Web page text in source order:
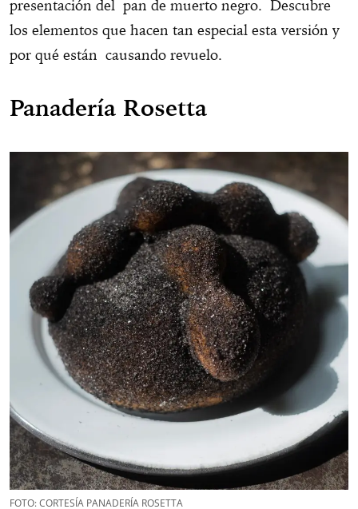
presentación del pan de muerto negro. Descubre
los elementos que hacen tan especial esta versión y
por qué están causando revuelo.
Panadería Rosetta
FOTO: CORTESÍA PANADERÍA ROSETTA